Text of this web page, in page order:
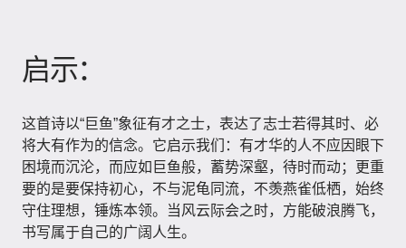
启示：
这首诗以“巨鱼”象征有才之士，表达了志士若得其时、必
将大有作为的信念。它启示我们：有才华的人不应因眼下
困境而沉沦，而应如巨鱼般，蓄势深壑，待时而动；更重
要的是要保持初心，不与泥龟同流，不羡燕雀低栖，始终
守住理想，锤炼本领。当风云际会之时，方能破浪腾飞，
书写属于自己的广阔人生。